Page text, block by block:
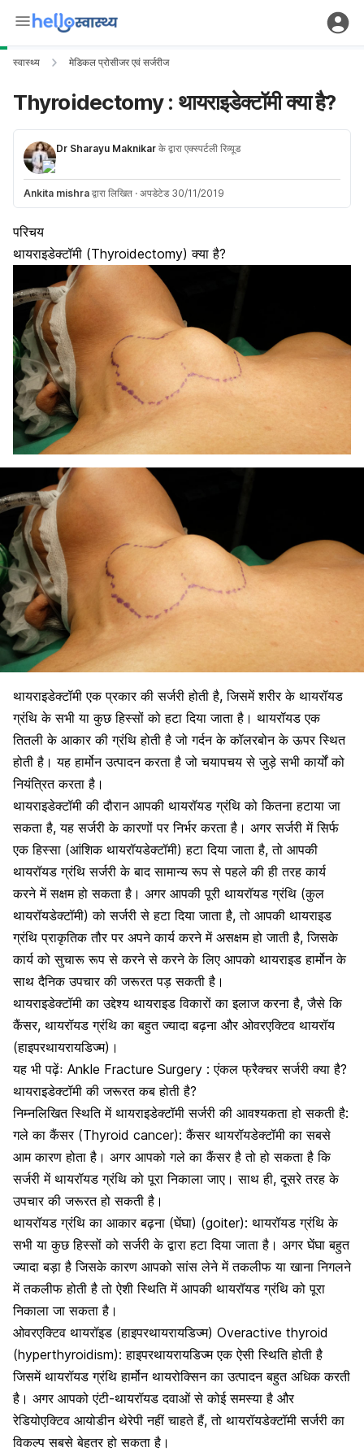
स्वास्थ्य मेडिकल प्रोसीजर एवं सर्जरीज
Thyroidectomy : थायराइडेक्टॉमी क्या है?
Dr Sharayu Maknikar के द्वारा एक्स्पर्टली रिव्यूड
Ankita mishra द्वारा लिखित · अपडेटेड 30/11/2019
परिचय
थायराइडेक्टॉमी (Thyroidectomy) क्या है?
थायराइडेक्टॉमी एक प्रकार की सर्जरी होती है, जिसमें शरीर के थायरॉयड
ग्रंथि के सभी या कुछ हिस्सों को हटा दिया जाता है। थायरॉयड एक
तितली के आकार की ग्रंथि होती है जो गर्दन के कॉलरबोन के ऊपर स्थित
होती है। यहहार्मोनउत्पादन करता है जो चयापचय से जुड़े सभी कार्यों को
नियंत्रित करता है।
थायराइडेक्टॉमी की दौरान आपकी थायरॉयड ग्रंथि को कितना हटाया जा
सकता है, यह सर्जरी के कारणों पर निर्भर करता है। अगर सर्जरी में सिर्फ
एक हिस्सा (आंशिक थायरॉयडेक्टॉमी) हटा दिया जाता है, तो आपकी
थायरॉयड ग्रंथि सर्जरी के बाद सामान्य रूप से पहले की ही तरह कार्य
करने में सक्षम हो सकता है। अगर आपकी पूरी थायरॉयड ग्रंथि (कुल
थायरॉयडेक्टॉमी) को सर्जरी से हटा दिया जाता है, तो आपकी थायराइड
ग्रंथि प्राकृतिक तौर पर अपने कार्य करने में असक्षम हो जाती है, जिसके
कार्य को सुचारू रूप से करने से करने के लिए आपको थायराइड हार्मोन के
साथ दैनिक उपचार की जरूरत पड़ सकती है।
थायराइडेक्टॉमी का उद्देश्य थायराइड विकारों का इलाज करना है, जैसे कि
कैंसर, थायरॉयड ग्रंथि का बहुत ज्यादा बढ़ना और ओवरएक्टिव थायरॉय
(हाइपरथायरायडिज्म)।
यह भी पढ़ेंः Ankle Fracture Surgery : एंकल फ्रैक्चर सर्जरी क्या है?
थायराइडेक्टॉमी की जरूरत कब होती है?
निम्नलिखित स्थिति में थायराइडेक्टॉमी सर्जरी की आवश्यकता हो सकती है:
गले का कैंसर(Thyroid cancer): कैंसर थायरॉयडेक्टॉमी का सबसे
आम कारण होता है। अगर आपको गले का कैंसर है तो हो सकता है कि
सर्जरी में थायरॉयड ग्रंथि को पूरा निकाला जाए। साथ ही, दूसरे तरह के
उपचार की जरूरत हो सकती है।
थायरॉयड ग्रंथि का आकार बढ़ना (घेंघा) (goiter): थायरॉयड ग्रंथि के
सभी या कुछ हिस्सों को सर्जरी के द्वारा हटा दिया जाता है। अगर घेंघा बहुत
ज्यादा बड़ा है जिसके कारण आपको सांस लेने में तकलीफ या खाना निगलने
में तकलीफ होती है तो ऐशी स्थिति में आपकी थायरॉयड ग्रंथि को पूरा
निकाला जा सकता है।
ओवरएक्टिव थायरॉइड (हाइपरथायरायडिज्म) Overactive thyroid
(hyperthyroidism): हाइपरथायरायडिज्म एक ऐसी स्थिति होती है
जिसमें थायरॉयड ग्रंथि हार्मोन थायरोक्सिन का उत्पादन बहुत अधिक करती
है। अगर आपको एंटी-थायरॉयड दवाओं से कोई समस्या है और
रेडियोएक्टिव आयोडीन थेरेपी नहीं चाहते हैं, तो थायरॉयडेक्टॉमी सर्जरी का
विकल्प सबसे बेहतर हो सकता है।